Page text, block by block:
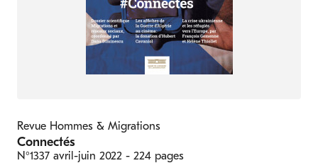
Revue Hommes & Migrations
Connectés
N°1337 avril-juin 2022 - 224 pages